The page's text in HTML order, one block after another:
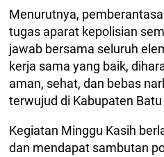
Menurutnya,
tugas aparat kepolisian
jawab bersama seluruh
kerja sama yang baik,
aman, sehat, dan bebas
terwujud di Kabupaten Batu
Kegiatan Minggu Kasih
dan mendapat sambutan